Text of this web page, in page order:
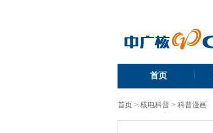
首页
首页 > 核电科普 > 科普漫画